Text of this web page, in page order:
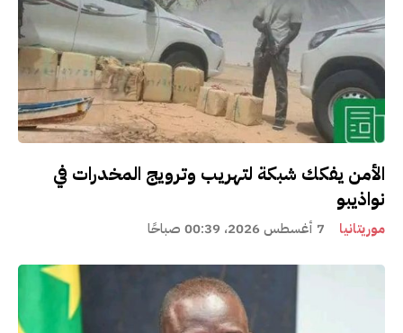
الأمن يفكك شبكة لتهريب وترويج المخدرات في
نواذيبو
موريتانيا 7 أغسطس 2026، 00:39 صباحًا